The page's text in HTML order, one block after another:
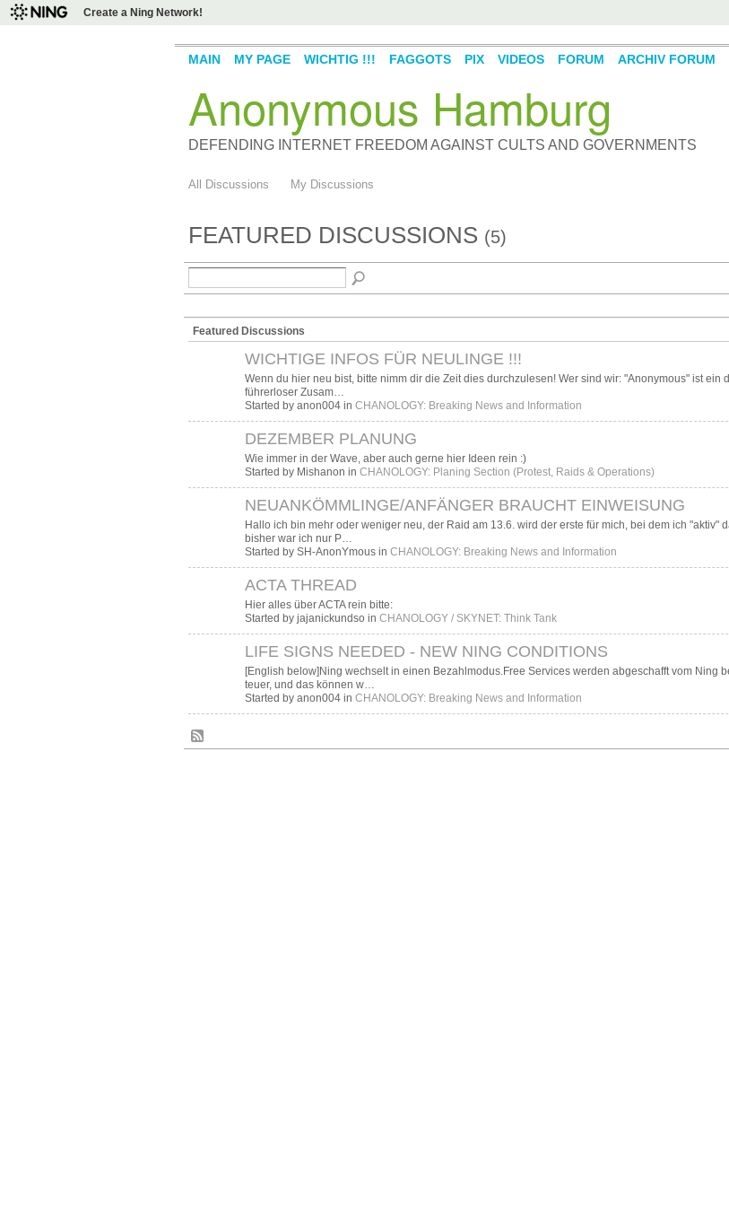
Create a Ning Network!
Anonymous Hamburg
DEFENDING INTERNET FREEDOM AGAINST CULTS AND GOVERNMENTS
MAIN MY PAGE WICHTIG !!! FAGGOTS PIX VIDEOS FORUM ARCHIV FORUM
All Discussions My Discussions
FEATURED DISCUSSIONS (5)
Featured Discussions
WICHTIGE INFOS FÜR NEULINGE !!!
Wenn du hier neu bist, bitte nimm dir die Zeit dies durchzulesen! Wer sind wir: "Anonymous" ist ein
führerloser Zusam…
Started by anon004 in CHANOLOGY: Breaking News and Information
DEZEMBER PLANUNG
Wie immer in der Wave, aber auch gerne hier Ideen rein :)
Started by Mishanon in CHANOLOGY: Planing Section (Protest, Raids & Operations)
NEUANKÖMMLINGE/ANFÄNGER BRAUCHT EINWEISUNG
Hallo ich bin mehr oder weniger neu, der Raid am 13.6. wird der erste für mich, bei dem ich "aktiv"
bisher war ich nur P…
Started by SH-AnonYmous in CHANOLOGY: Breaking News and Information
ACTA THREAD
Hier alles über ACTA rein bitte:
Started by jajanickundso in CHANOLOGY / SKYNET: Think Tank
LIFE SIGNS NEEDED - NEW NING CONDITIONS
[English below]Ning wechselt in einen Bezahlmodus.Free Services werden abgeschafft vom Ning
teuer, und das können w…
Started by anon004 in CHANOLOGY: Breaking News and Information